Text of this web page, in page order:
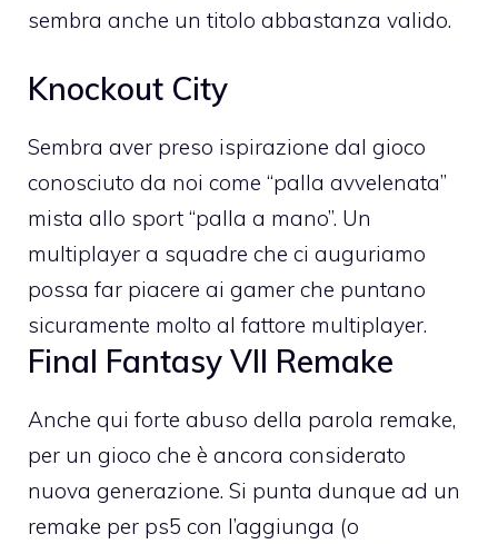
sembra anche un titolo abbastanza valido.
Knockout City
Sembra aver preso ispirazione dal gioco
conosciuto da noi come “palla avvelenata”
mista allo sport “palla a mano”. Un
multiplayer a squadre che ci auguriamo
possa far piacere ai gamer che puntano
sicuramente molto al fattore multiplayer.
Final Fantasy VII Remake
Anche qui forte abuso della parola remake,
per un gioco che è ancora considerato
nuova generazione. Si punta dunque ad un
remake per ps5 con l’aggiunga (o